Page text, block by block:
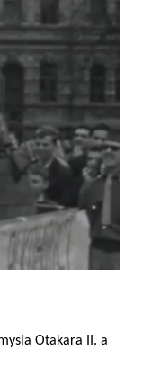
Otakara II. a